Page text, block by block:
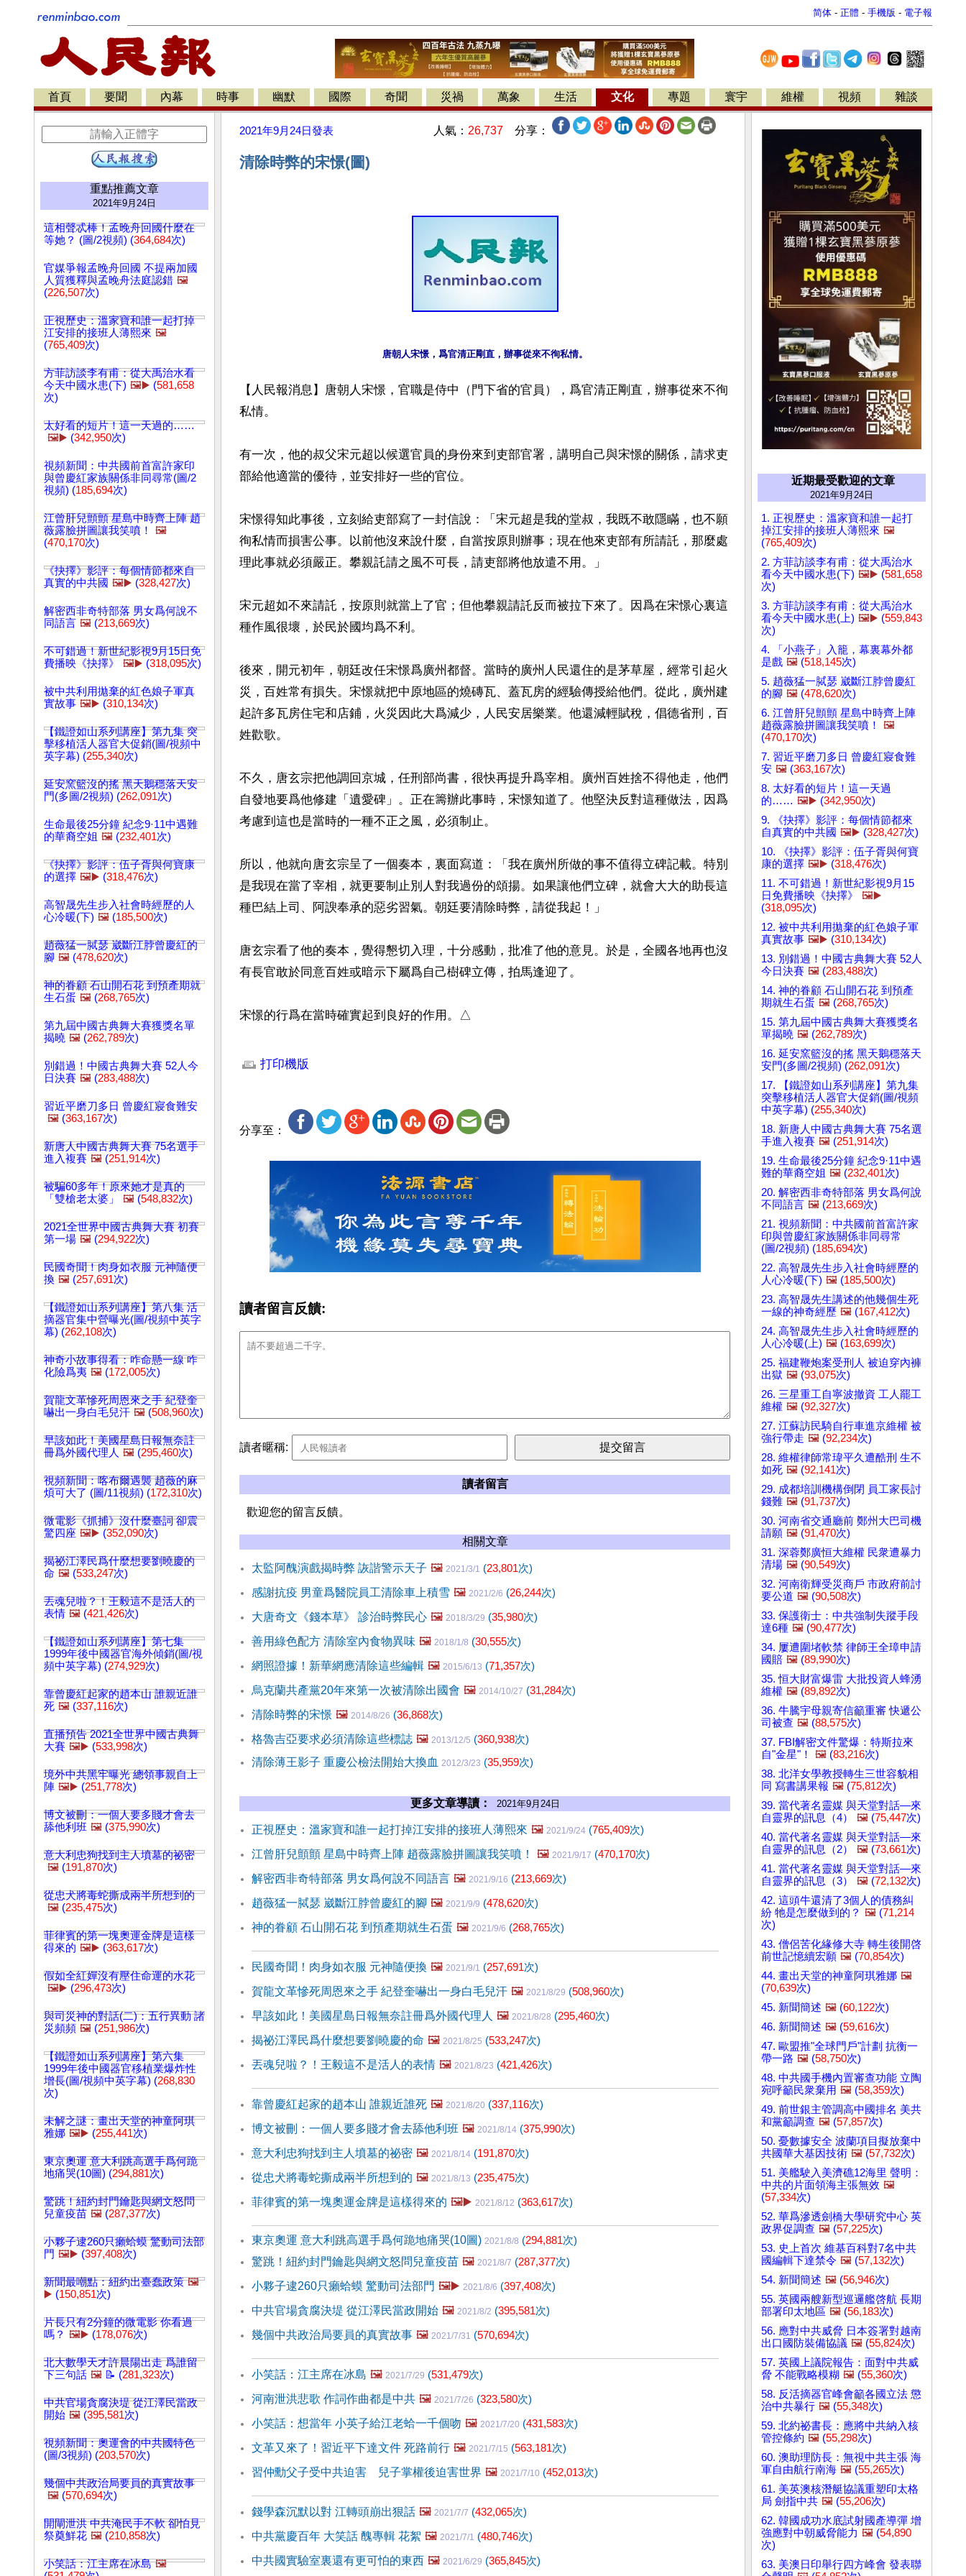
简体 - 正體 - 手機版 - 電子報
首頁 要聞 內幕 時事 幽默 國際 奇聞 災禍 萬象 生活 文化 專題 寰宇 維權 視頻 雜談
重點推薦文章
2021年9月24日
這相聲忒棒！孟晚舟回國什麼在
等她？ (圖/2視頻) (364,684次)
官媒爭報孟晚舟回國 不提兩加國
人質獲釋與孟晚舟法庭認錯 🖼️
(226,507次)
正視歷史：溫家寶和誰一起打掉
江安排的接班人薄熙來 🖼️
(765,409次)
方菲訪談李有甫：從大禹治水看
今天中國水患(下) 🖼️▶️ (581,658
次)
太好看的短片！這一天過的……
🖼️▶️ (342,950次)
視頻新聞：中共國前首富許家印
與曾慶紅家族關係非同尋常(圖/2
視頻) (185,694次)
江曾肝兒顫顫 星島中時齊上陣 趙
薇露臉拼圖讓我笑噴！
🖼️
(470,170次)
《抉擇》影評：每個情節都來自
真實的中共國 🖼️▶️ (328,427次)
解密西非奇特部落 男女爲何說不
同語言 🖼️ (213,669次)
不可錯過！新世紀影視9月15日免
費播映《抉擇》
🖼️▶️ (318,095次)
被中共利用拋棄的紅色娘子軍真
實故事 🖼️▶️ (310,134次)
【鐵證如山系列講座】第九集 突
擊移植活人器官大促銷(圖/視頻中
英字幕) (255,340次)
延安窯籃沒的搖 黑天鵝穩落天安
門(多圖/2視頻) (262,091次)
生命最後25分鐘 紀念9·11中遇難
的華裔空姐 🖼️ (232,401次)
《抉擇》影評：伍子胥與何寶康
的選擇 🖼️▶️ (318,476次)
高智晟先生步入社會時經歷的人
心冷暖(下) 🖼️ (185,500次)
趙薇猛一脦瑟 崴斷江脖曾慶紅的
腳 🖼️ (478,620次)
神的眷顧 石山開石花 到預產期就
生石蛋 🖼️ (268,765次)
第九屆中國古典舞大賽獲獎名單
揭曉 🖼️ (262,789次)
別錯過！中國古典舞大賽 52人今
日決賽 🖼️ (283,488次)
習近平磨刀多日 曾慶紅寢食難安
🖼️ (363,167次)
新唐人中國古典舞大賽 75名選手
進入複賽 🖼️ (251,914次)
被騙60多年！原來她才是真的
「雙槍老太婆」
🖼️ (548,832次)
2021全世界中國古典舞大賽 初賽
第一場 🖼️ (294,922次)
民國奇聞！肉身如衣服 元神隨便
換 🖼️ (257,691次)
【鐵證如山系列講座】第八集 活
摘器官集中營曝光(圖/視頻中英字
幕) (262,108次)
神奇小故事得看：咋命懸一線 咋
化險爲夷 🖼️ (172,005次)
賀龍文革慘死周恩來之手 紀登奎
嚇出一身白毛兒汗 🖼️ (508,960次)
早該如此！美國星島日報無奈註
冊爲外國代理人 🖼️ (295,460次)
視頻新聞：喀布爾遇襲 趙薇的麻
煩可大了 (圖/11視頻) (172,310次)
微電影《抓捕》沒什麼臺詞 卻震
驚四座 🖼️▶️ (352,090次)
揭祕江澤民爲什麼想要劉曉慶的
命 🖼️ (533,247次)
丟魂兒啦？！王毅這不是活人的
表情 🖼️ (421,426次)
【鐵證如山系列講座】第七集
1999年後中國器官海外傾銷(圖/視
頻中英字幕) (274,929次)
靠曾慶紅起家的趙本山 誰親近誰
死 🖼️ (337,116次)
直播預告 2021全世界中國古典舞
大賽 🖼️▶️ (533,998次)
境外中共黑牢曝光 總領事親自上
陣 🖼️▶️ (251,778次)
博文被刪：一個人要多賤才會去
舔他利班 🖼️ (375,990次)
意大利忠狗找到主人墳墓的祕密
🖼️ (191,870次)
從忠犬將毒蛇撕成兩半所想到的
🖼️ (235,475次)
菲律賓的第一塊奧運金牌是這樣
得來的 🖼️▶️ (363,617次)
假如全紅嬋沒有壓住命運的水花
🖼️▶️ (296,473次)
與司災神的對話(二)：五行異動 諸
災頻頻 🖼️ (251,986次)
【鐵證如山系列講座】第六集
1999年後中國器官移植業爆炸性
增長(圖/視頻中英字幕) (268,830
次)
未解之謎：畫出天堂的神童阿琪
雅娜 🖼️▶️ (255,441次)
東京奧運 意大利跳高選手爲何跪
地痛哭(10圖) (294,881次)
驚跳！紐約封門鑰匙與網文怒問
兒童疫苗 🖼️ (287,377次)
小夥子逮260只癩蛤蟆 驚動司法部
門 🖼️▶️ (397,408次)
新聞最嘲點：紐約出臺蠢政策 🖼️
▶️ (150,851次)
片長只有2分鐘的微電影 你看過
嗎？ 🖼️▶️ (178,076次)
北大數學天才許晨陽出走 爲誰留
下三句話 🖼️ 📝 (281,323次)
中共官場貪腐決堤 從江澤民當政
開始 🖼️ (395,581次)
視頻新聞：奧運會的中共國特色
(圖/3視頻) (203,570次)
幾個中共政治局要員的真實故事
🖼️ (570,694次)
開閘泄洪 中共淹民手不軟 卻怕見
祭奠鮮花 🖼️ (210,858次)
小笑話：江主席在冰島 🖼️
2021年9月24日發表 人氣： 26,737 分享：
清除時弊的宋憬(圖)
【人民報消息】唐朝人宋憬，官職是侍中（門下省的官員），爲官清正剛直，辦事從來不徇
私情。
有一次，他的叔父宋元超以候選官員的身份來到吏部官署，講明自己與宋憬的關係，請求吏
部給他適當的優待，並安排好一些的官位。
宋憬得知此事後，立刻給吏部寫了一封信說：「宋元超是我的堂叔，我既不敢隱瞞，也不願
徇私情而損害公事。以前他沒來說什麼，自當按原則辦事；現在他來吏部有所請託，那麼處
理此事就必須嚴正。攀親託請之風不可長，請吏部將他放遣不用。」
宋元超如不來請託，按原則就當上了官；但他攀親請託反而被拉下來了。因爲在宋憬心裏這
種作風很壞，於民於國均爲不利。
後來，開元初年，朝廷改任宋憬爲廣州都督。當時的廣州人民還住的是茅草屋，經常引起火
災，百姓常有損失。宋憬就把中原地區的燒磚瓦、蓋瓦房的經驗傳授給他們。從此，廣州建
起許多瓦房住宅和店鋪，火災因此大爲減少，人民安居樂業。他還減輕賦稅，倡德省刑，百
姓歡歌。
不久，唐玄宗把他調回京城，任刑部尚書，很快再提升爲宰相。廣州百姓捨不得他走，他們
自發地要爲他修建「遺愛碑」。正在籌辦此事時，宋憬知道了。他堅決反對這種做法，因爲
考慮到這也是當時的一種不正之風，必須制止。
所以，他就向唐玄宗呈了一個奏本，裏面寫道：「我在廣州所做的事不值得立碑記載。特別
是我現在當了宰相，就更要制止別人對我過份的頌揚。如果讓他們立碑，就會大大的助長這
種巴結上司、阿諛奉承的惡劣習氣。朝廷要清除時弊，請從我起！」
唐玄宗看了他的奏本，覺得懇切入理，十分感動，批准了他的意見。於是，全國各地再也沒
有長官敢於同意百姓或暗示下屬爲自己樹碑立傳，拍馬逢迎了。
宋憬的行爲在當時確實起到良好的作用。△
打印機版
分享至：
讀者留言反饋:
讀者暱稱:
讀者留言
歡迎您的留言反饋。
相關文章
太監阿醜演戲揭時弊 詼諧警示天子 🖼️ 2021/3/1 (23,801次)
感謝抗疫 男童爲醫院員工清除車上積雪 🖼️ 2021/2/6 (26,244次)
大唐奇文《錢本草》 診治時弊民心 🖼️ 2018/3/29 (35,980次)
善用綠色配方 清除室內食物異味 🖼️ 2018/1/8 (30,555次)
網照證據！新華網應清除這些編輯 🖼️ 2015/6/13 (71,357次)
烏克蘭共產黨20年來第一次被清除出國會 🖼️ 2014/10/27 (31,284次)
清除時弊的宋憬 🖼️ 2014/8/26 (36,868次)
格魯吉亞要求必須清除這些標誌 🖼️ 2013/12/5 (360,938次)
清除薄王影子 重慶公檢法開始大換血 2012/3/23 (35,959次)
更多文章導讀： 2021年9月24日
正視歷史：溫家寶和誰一起打掉江安排的接班人薄熙來 🖼️ 2021/9/24 (765,409次)
江曾肝兒顫顫 星島中時齊上陣 趙薇露臉拼圖讓我笑噴！
🖼️ 2021/9/17 (470,170次)
解密西非奇特部落 男女爲何說不同語言 🖼️ 2021/9/16 (213,669次)
趙薇猛一脦瑟 崴斷江脖曾慶紅的腳 🖼️ 2021/9/9 (478,620次)
神的眷顧 石山開石花 到預產期就生石蛋 🖼️ 2021/9/6 (268,765次)
民國奇聞！肉身如衣服 元神隨便換 🖼️ 2021/9/1 (257,691次)
賀龍文革慘死周恩來之手 紀登奎嚇出一身白毛兒汗 🖼️ 2021/8/29 (508,960次)
早該如此！美國星島日報無奈註冊爲外國代理人 🖼️ 2021/8/28 (295,460次)
揭祕江澤民爲什麼想要劉曉慶的命 🖼️ 2021/8/25 (533,247次)
丟魂兒啦？！王毅這不是活人的表情 🖼️ 2021/8/23 (421,426次)
靠曾慶紅起家的趙本山 誰親近誰死 🖼️ 2021/8/20 (337,116次)
博文被刪：一個人要多賤才會去舔他利班 🖼️ 2021/8/14 (375,990次)
意大利忠狗找到主人墳墓的祕密 🖼️ 2021/8/14 (191,870次)
從忠犬將毒蛇撕成兩半所想到的 🖼️ 2021/8/13 (235,475次)
菲律賓的第一塊奧運金牌是這樣得來的 🖼️▶️ 2021/8/12 (363,617次)
東京奧運 意大利跳高選手爲何跪地痛哭(10圖) 2021/8/8 (294,881次)
驚跳！紐約封門鑰匙與網文怒問兒童疫苗 🖼️ 2021/8/7 (287,377次)
小夥子逮260只癩蛤蟆 驚動司法部門 🖼️▶️ 2021/8/6 (397,408次)
中共官場貪腐決堤 從江澤民當政開始 🖼️ 2021/8/2 (395,581次)
幾個中共政治局要員的真實故事 🖼️ 2021/7/31 (570,694次)
小笑話：江主席在冰島 🖼️ 2021/7/29 (531,479次)
河南泄洪悲歌 作詞作曲都是中共 🖼️ 2021/7/26 (323,580次)
小笑話：想當年 小英子給江老蛤一千個吻 🖼️ 2021/7/20 (431,583次)
文革又來了！習近平下達文件 死路前行 🖼️ 2021/7/15 (563,181次)
習仲勳父子受中共迫害 兒子掌權後迫害世界 🖼️ 2021/7/10 (452,013次)
錢學森沉默以對 江轉頭崩出狠話 🖼️ 2021/7/7 (432,065次)
中共黨慶百年 大笑話 醜專輯 花絮 🖼️ 2021/7/1 (480,746次)
中共國實驗室裏還有更可怕的東西 🖼️ 2021/6/29 (365,845次)
近期最受歡迎的文章
2021年9月24日
1. 正視歷史：溫家寶和誰一起打
掉江安排的接班人薄熙來 🖼️
(765,409次)
2. 方菲訪談李有甫：從大禹治水
看今天中國水患(下) 🖼️▶️ (581,658
次)
3. 方菲訪談李有甫：從大禹治水
看今天中國水患(上) 🖼️▶️ (559,843
次)
4. 「小燕子」入籠，幕裏幕外都
是戲 🖼️ (518,145次)
5. 趙薇猛一脦瑟 崴斷江脖曾慶紅
的腳 🖼️ (478,620次)
6. 江曾肝兒顫顫 星島中時齊上陣
趙薇露臉拼圖讓我笑噴！
🖼️
(470,170次)
7. 習近平磨刀多日 曾慶紅寢食難
安 🖼️ (363,167次)
8. 太好看的短片！這一天過
的…… 🖼️▶️ (342,950次)
9. 《抉擇》影評：每個情節都來
自真實的中共國 🖼️▶️ (328,427次)
10. 《抉擇》影評：伍子胥與何寶
康的選擇 🖼️▶️ (318,476次)
11. 不可錯過！新世紀影視9月15
日免費播映《抉擇》
🖼️▶️
(318,095次)
12. 被中共利用拋棄的紅色娘子軍
真實故事 🖼️▶️ (310,134次)
13. 別錯過！中國古典舞大賽 52人
今日決賽 🖼️ (283,488次)
14. 神的眷顧 石山開石花 到預產
期就生石蛋 🖼️ (268,765次)
15. 第九屆中國古典舞大賽獲獎名
單揭曉 🖼️ (262,789次)
16. 延安窯籃沒的搖 黑天鵝穩落天
安門(多圖/2視頻) (262,091次)
17. 【鐵證如山系列講座】第九集
突擊移植活人器官大促銷(圖/視頻
中英字幕) (255,340次)
18. 新唐人中國古典舞大賽 75名選
手進入複賽 🖼️ (251,914次)
19. 生命最後25分鐘 紀念9·11中遇
難的華裔空姐 🖼️ (232,401次)
20. 解密西非奇特部落 男女爲何說
不同語言 🖼️ (213,669次)
21. 視頻新聞：中共國前首富許家
印與曾慶紅家族關係非同尋常
(圖/2視頻) (185,694次)
22. 高智晟先生步入社會時經歷的
人心冷暖(下) 🖼️ (185,500次)
23. 高智晟先生講述的他幾個生死
一線的神奇經歷 🖼️ (167,412次)
24. 高智晟先生步入社會時經歷的
人心冷暖(上) 🖼️ (163,699次)
25. 福建鞭炮案受刑人 被迫穿內褲
出獄 🖼️ (93,075次)
26. 三星重工自寧波撤資 工人罷工
維權 🖼️ (92,327次)
27. 江蘇訪民騎自行車進京維權 被
強行帶走 🖼️ (92,234次)
28. 維權律師常瑋平久遭酷刑 生不
如死 🖼️ (92,141次)
29. 成都培訓機構倒閉 員工家長討
錢難 🖼️ (91,737次)
30. 河南省交通廳前 鄭州大巴司機
請願 🖼️ (91,470次)
31. 深蓉鄭廣恒大維權 民衆遭暴力
清場 🖼️ (90,549次)
32. 河南衛輝受災商戶 市政府前討
要公道 🖼️ (90,508次)
33. 保護衛士：中共強制失蹤手段
達6種 🖼️ (90,477次)
34. 屢遭圍堵軟禁 律師王全璋申請
國賠 🖼️ (89,990次)
35. 恒大財富爆雷 大批投資人蜂湧
維權 🖼️ (89,892次)
36. 牛騰宇母親寄信籲重審 快遞公
司被查 🖼️ (88,575次)
37. FBI解密文件驚爆：特斯拉來
自"金星"！
🖼️ (83,216次)
38. 北洋女學教授轉生三世容貌相
同 寫書講果報 🖼️ (75,812次)
39. 當代著名靈媒 與天堂對話—來
自靈界的訊息（4）
🖼️ (75,447次)
40. 當代著名靈媒 與天堂對話—來
自靈界的訊息（2）
🖼️ (73,661次)
41. 當代著名靈媒 與天堂對話—來
自靈界的訊息（3）
🖼️ (72,132次)
42. 這頭牛還清了3個人的債務糾
紛 牠是怎麼做到的？ 🖼️ (71,214
次)
43. 僧侶苦化緣修大寺 轉生後開啓
前世記憶續宏願 🖼️ (70,854次)
44. 畫出天堂的神童阿琪雅娜 🖼️
(70,639次)
45. 新聞簡述 🖼️ (60,122次)
46. 新聞簡述 🖼️ (59,616次)
47. 歐盟推"全球門戶"計劃 抗衡一
帶一路 🖼️ (58,750次)
48. 中共國手機內置審查功能 立陶
宛呼籲民衆棄用 🖼️ (58,359次)
49. 前世銀主管調高中國排名 美共
和黨籲調查 🖼️ (57,857次)
50. 憂數據安全 波蘭項目擬放棄中
共國華大基因技術 🖼️ (57,732次)
51. 美艦駛入美濟礁12海里 聲明：
中共的片面領海主張無效 🖼️
(57,334次)
52. 華爲滲透劍橋大學研究中心 英
政界促調查 🖼️ (57,225次)
53. 史上首次 維基百科對7名中共
國編輯下達禁令 🖼️ (57,132次)
54. 新聞簡述 🖼️ (56,946次)
55. 英國兩艘新型巡邏艦啓航 長期
部署印太地區 🖼️ (56,183次)
56. 應對中共威脅 日本簽署對越南
出口國防裝備協議 🖼️ (55,824次)
57. 英國上議院報告：面對中共威
脅 不能戰略模糊 🖼️ (55,360次)
58. 反活摘器官峰會籲各國立法 懲
治中共暴行 🖼️ (55,348次)
59. 北約祕書長：應將中共納入核
管控條約 🖼️ (55,298次)
60. 澳助理防長：無視中共主張 海
軍自由航行南海 🖼️ (55,265次)
61. 美英澳核潛艇協議重塑印太格
局 劍指中共 🖼️ (55,206次)
62. 韓國成功水底試射國產導彈 增
強應對中朝威脅能力 🖼️ (54,890
次)
63. 美澳日印舉行四方峰會 發表聯